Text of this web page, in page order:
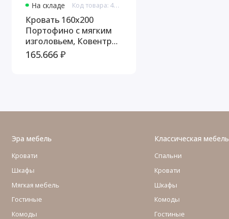
На складе Код товара: 44748
Кровать 160x200
Портофино с мягким
изголовьем, Ковентри/
Патина серая
165.666 ₽
Эра мебель
Кровати
Шкафы
Мягкая мебель
Гостиные
Комоды
Классическая мебель
Спальни
Кровати
Шкафы
Комоды
Гостиные